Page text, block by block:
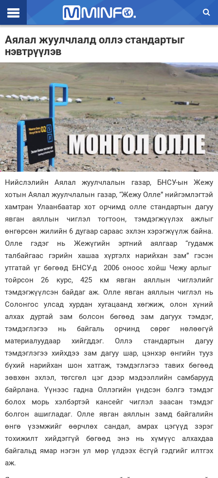
Эхлэл
Цаг агаар
Улс төр
Эдийн засаг
Үзэл бодол
Спорт
Нийгэм
Дэлхий
Зурхай
Аялал жуулчлалд оллэ стандартыг
нэвтрүүлэв
Нийслэлийн Аялал жуулчлалын газар, БНСУ-ын Жежу
хотын Аялал жуулчлалын газар, “Жежу Олле” нийгэмлэгтэй
хамтран Улаанбаатар хот орчимд олле стандартын дагуу
явган аяллын чиглэл тогтоон, тэмдэгжүүлэх ажлыг
өнгөрсөн жилийн 6 дугаар сараас эхлэн хэрэгжүүлж байна.
Олле гэдэг нь Жежүгийн эртний аялгаар “гудамж
талбайгаас гэрийн хашаа хүртэлх нарийхан зам” гэсэн
утгатай үг бөгөөд БНСУ-д 2006 оноос хойш Чежу арлыг
тойрсон 26 курс, 425 км явган аяллын чиглэлийг
тэмдэгжүүлсэн байдаг аж. Олле явган аяллын чиглэл нь
Солонгос улсад хурдан хугацаанд хөгжиж, олон хүний
алхах дуртай зам болсон бөгөөд зам дагуух тэмдэг,
тэмдэглэгээ нь байгаль орчинд сөрөг нөлөөгүй
материалуудаар хийгддэг. Оллэ стандартын дагуу
тэмдэглэгээ хийхдээ зам дагуу шар, цэнхэр өнгийн тууз
бүхий нарийхан шон хатгаж, тэмдэглэгээ тавих бөгөөд
зөвхөн эхлэл, төгсгөл цэг дээр мэдээллийн самбарууд
байрлана. Үүнээс гадна Оллэгийн үндсэн бэлгэ тэмдэг
болох морь хэлбэртэй кансейг чиглэл заасан тэмдэг
болгон ашигладаг. Олле явган аяллын замд байгалийн
өнгө үзэмжийг өөрчлөх сандал, амрах цэгүүд зэрэг
тохижилт хийдэггүй бөгөөд энэ нь хүмүүс алхахдаа
байгальд ямар нэгэн ул мөр үлдээх ёсгүй гэдгийг илтгэх
аж.